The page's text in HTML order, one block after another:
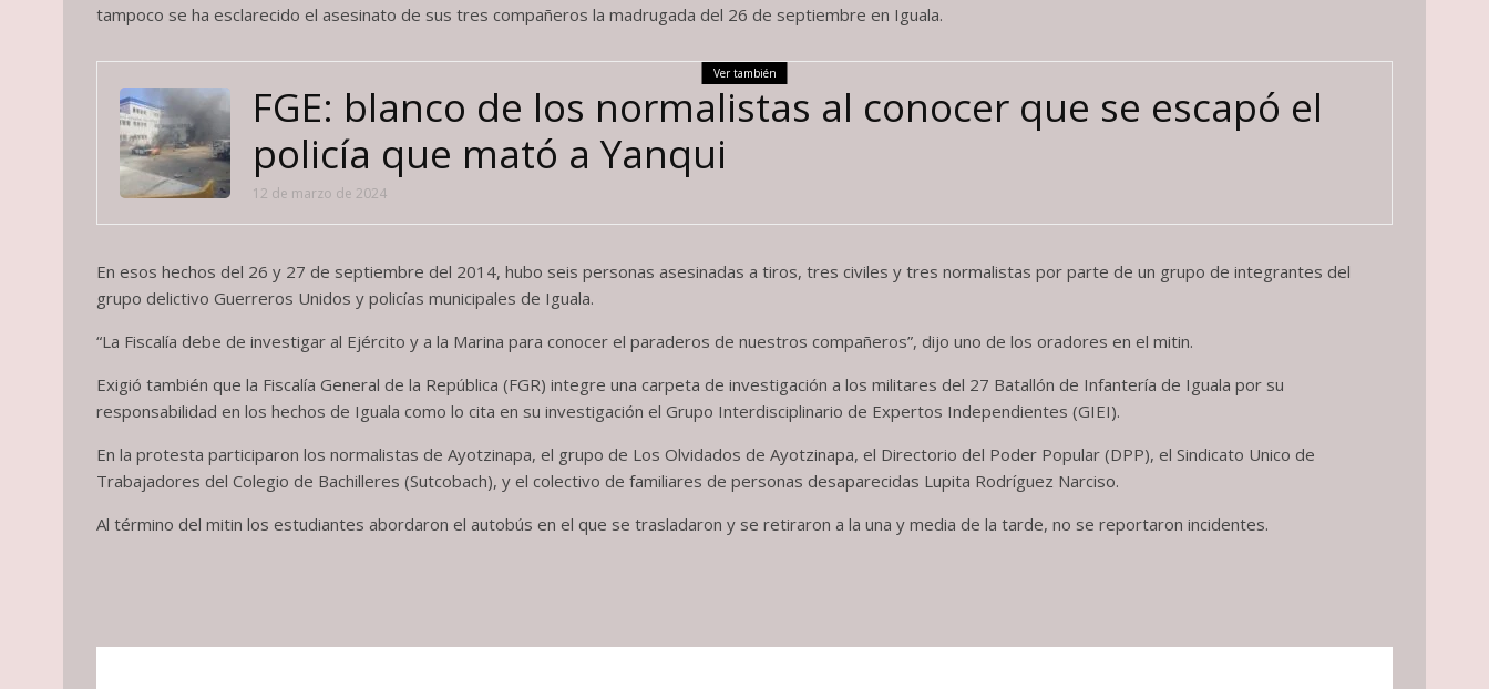
tampoco se ha esclarecido el asesinato de sus tres compañeros la madrugada del 26 de septiembre en Iguala.
Ver también
FGE: blanco de los normalistas al conocer que se escapó el
policía que mató a Yanqui
12 de marzo de 2024
En esos hechos del 26 y 27 de septiembre del 2014, hubo seis personas asesinadas a tiros, tres civiles y tres normalistas por parte de un grupo de integrantes del
grupo delictivo Guerreros Unidos y policías municipales de Iguala.
“La Fiscalía debe de investigar al Ejército y a la Marina para conocer el paraderos de nuestros compañeros”, dijo uno de los oradores en el mitin.
Exigió también que la Fiscalía General de la República (FGR) integre una carpeta de investigación a los militares del 27 Batallón de Infantería de Iguala por su
responsabilidad en los hechos de Iguala como lo cita en su investigación el Grupo Interdisciplinario de Expertos Independientes (GIEI).
En la protesta participaron los normalistas de Ayotzinapa, el grupo de Los Olvidados de Ayotzinapa, el Directorio del Poder Popular (DPP), el Sindicato Unico de
Trabajadores del Colegio de Bachilleres (Sutcobach), y el colectivo de familiares de personas desaparecidas Lupita Rodríguez Narciso.
Al término del mitin los estudiantes abordaron el autobús en el que se trasladaron y se retiraron a la una y media de la tarde, no se reportaron incidentes.